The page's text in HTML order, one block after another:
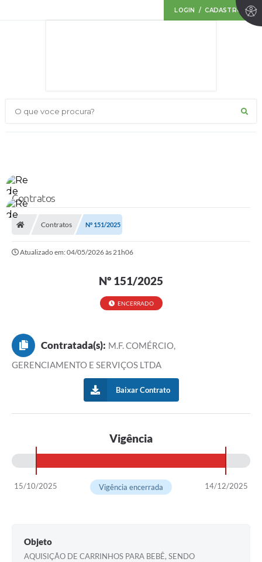
LOGIN / CADASTRO
O que voce procura?
Contratos
Contratos Nº 151/2025
Atualizado em: 04/05/2026 às 21h06
Nº 151/2025
ENCERRADO
Contratada(s): M.F. COMÉRCIO,
GERENCIAMENTO E SERVIÇOS LTDA
Baixar Contrato
Vigência
15/10/2025 14/12/2025
Vigência encerrada
Objeto
AQUISIÇÃO DE CARRINHOS PARA BEBÊ, SENDO